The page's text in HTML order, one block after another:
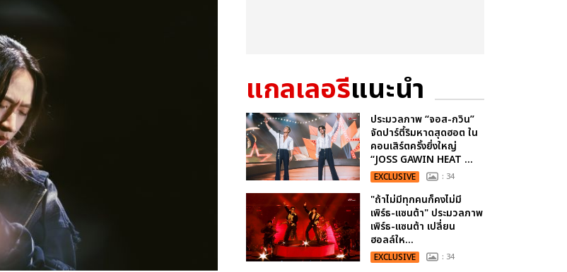
แกลเลอรีแนะนำ
ประมวลภาพ “จอส-กวิน”
จัดปาร์ตี้ริมหาดสุดฮอต ใน
คอนเสิร์ตครั้งยิ่งใหญ่
“JOSS GAWIN HEAT ...
EXCLUSIVE : 34
"ถ้าไม่มีทุกคนก็คงไม่มี
เพิร์ธ-แซนต้า" ประมวลภาพ
เพิร์ธ-แซนต้า เปลี่ยน
ฮอลล์ให...
EXCLUSIVE : 34